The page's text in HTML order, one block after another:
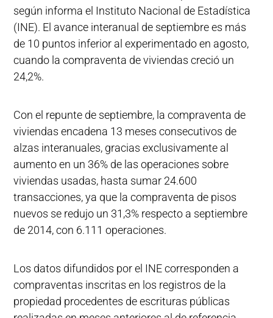
según informa el Instituto Nacional de Estadística
(INE). El avance interanual de septiembre es más
de 10 puntos inferior al experimentado en agosto,
cuando la compraventa de viviendas creció un
24,2%.
Con el repunte de septiembre, la compraventa de
viviendas encadena 13 meses consecutivos de
alzas interanuales, gracias exclusivamente al
aumento en un 36% de las operaciones sobre
viviendas usadas, hasta sumar 24.600
transacciones, ya que la compraventa de pisos
nuevos se redujo un 31,3% respecto a septiembre
de 2014, con 6.111 operaciones.
Los datos difundidos por el INE corresponden a
compraventas inscritas en los registros de la
propiedad procedentes de escrituras públicas